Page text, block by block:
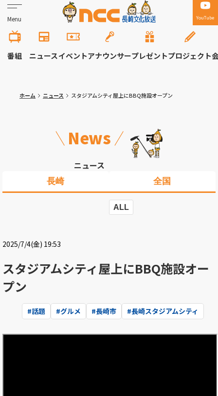
Menu YouTube
番組 ニュースイベントアナウンサープレゼントプロジェクト
ホーム ニュース スタジアムシティ屋上にBBQ施設オープン
News
ニュース
長崎 全国
ALL
2025/7/4(金) 19:53
スタジアムシティ屋上にBBQ施設オー
プン
#話題 #グルメ #長崎市 #長崎スタジアムシティ